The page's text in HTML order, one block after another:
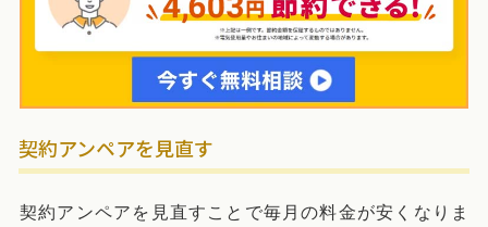
契約アンペアを見直す
契約アンペアを見直すことで毎月の料金が安くなりま